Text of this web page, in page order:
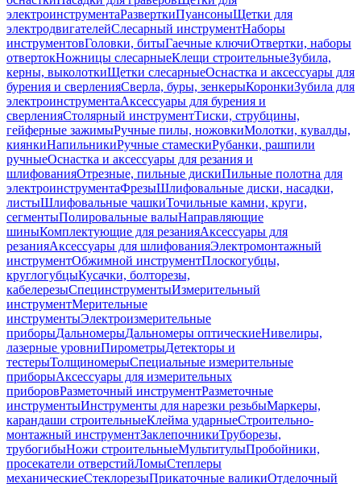
электроинструментаРазверткиПуансоныЩетки для
электродвигателейСлесарный инструментНаборы
инструментовГоловки, битыГаечные ключиОтвертки, наборы
отвертокНожницы слесарныеКлещи строительныеЗубила,
керны, выколоткиЩетки слесарныеОснастка и аксессуары для
бурения и сверленияСверла, буры, зенкерыКоронкиЗубила для
электроинструментаАксессуары для бурения и
сверленияСтолярный инструментТиски, струбцины,
гейферные зажимыРучные пилы, ножовкиМолотки, кувалды,
киянкиНапильникиРучные стамескиРубанки, рашпили
ручныеОснастка и аксессуары для резания и
шлифованияОтрезные, пильные дискиПильные полотна для
электроинструментаФрезыШлифовальные диски, насадки,
листыШлифовальные чашкиТочильные камни, круги,
сегментыПолировальные валыНаправляющие
шиныКомплектующие для резанияАксессуары для
резанияАксессуары для шлифованияЭлектромонтажный
инструментОбжимной инструментПлоскогубцы,
круглогубцыКусачки, болторезы,
кабелерезыСпецинструментыИзмерительный
инструментМерительные
инструментыЭлектроизмерительные
приборыДальномерыДальномеры оптическиеНивелиры,
лазерные уровниПирометрыДетекторы и
тестерыТолщиномерыСпециальные измерительные
приборыАксессуары для измерительных
приборовРазметочный инструментРазметочные
инструментыИнструменты для нарезки резьбыМаркеры,
карандаши строительныеКлейма ударныеСтроительно-
монтажный инструментЗаклепочникиТруборезы,
трубогибыНожи строительныеМультитулыПробойники,
просекатели отверстийЛомыСтеплеры
механическиеСтеклорезыПрикаточные валикиОтделочный